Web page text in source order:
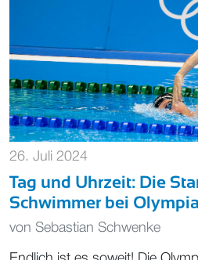
26. Juli 2024
Tag und Uhrzeit: Die
Schwimmer bei
von Sebastian Schwenke